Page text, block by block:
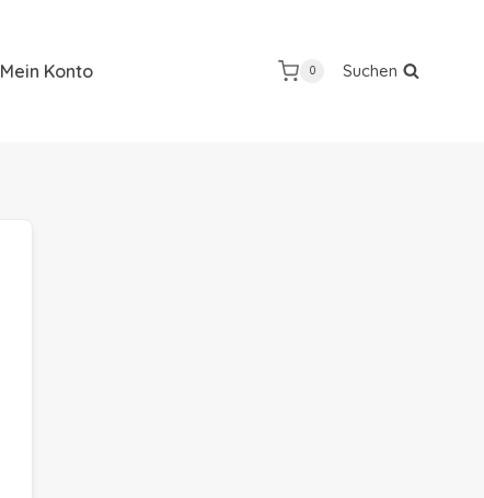
Mein Konto 0 Suchen